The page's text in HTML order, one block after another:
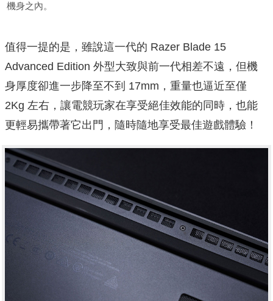
機身之內。
值得一提的是，雖說這一代的 Razer Blade 15
Advanced Edition 外型大致與前一代相差不遠，但機
身厚度卻進一步降至不到 17mm，重量也逼近至僅
2Kg 左右，讓電競玩家在享受絕佳效能的同時，也能
更輕易攜帶著它出門，隨時隨地享受最佳遊戲體驗！